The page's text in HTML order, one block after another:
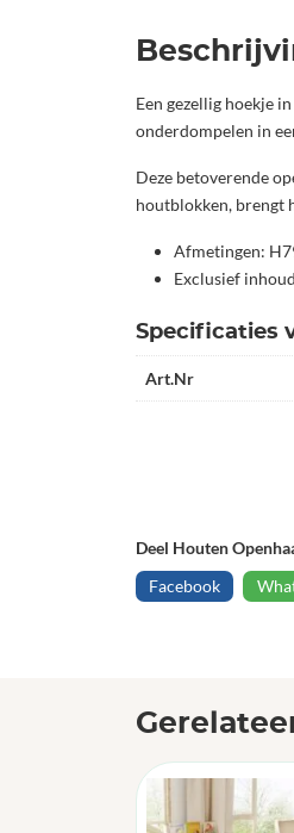
Een gezellig hoekje
onderdompelen in
Deze betoverende
houtblokken, brengt
Afmetingen:
Exclusief
Specificaties
Art.Nr
Deel Houten
Facebook